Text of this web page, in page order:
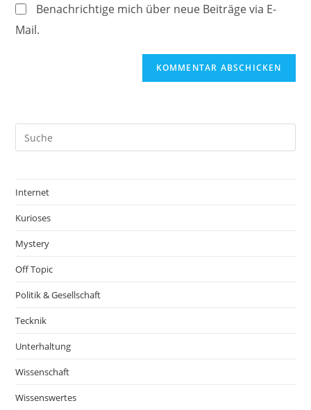
Benachrichtige mich über neue Beiträge via E-
Mail.
Internet
Kurioses
Mystery
Off Topic
Politik & Gesellschaft
Tecknik
Unterhaltung
Wissenschaft
Wissenswertes